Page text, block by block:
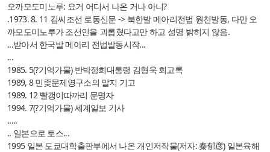
오까모도미노루: 요거 어디서 나온 거나 아니?
.1973. 8. 11 김씨조선 로동신문 -> 북한발 메아리전법 원천발동, 다만 오
까모도미노루가 조선인을 괴롭혔다고만 하고 성명 밝히지 않음.
...받아서 한국발 메아리 전법발동시작...
...
1985. 5(?기억가물) 반박정희대통령 김형욱 회고록
1989, 8 민좆문제영구소의 말지 기고
1989. 12 빨갱이따까리 문명자
1994. 7(?기억가물) 세계일보 기사
.....
.. 일본으로 토스...
1995 일본 도쿄대학출판부에서 나온 개인저작물(저자: 秦郁彦) 일본육해